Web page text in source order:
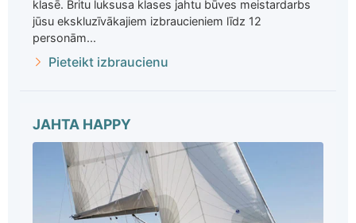
klasē. Britu luksusa klases jahtu būves meistardarbs
jūsu ekskluzīvākajiem izbraucieniem līdz 12
personām...
Pieteikt izbraucienu
JAHTA HAPPY